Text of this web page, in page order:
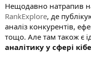
Нещодавно натрапив
RankExplore, де
аналіз конкурентів,
тощо. Але там також є
аналітику у сфері